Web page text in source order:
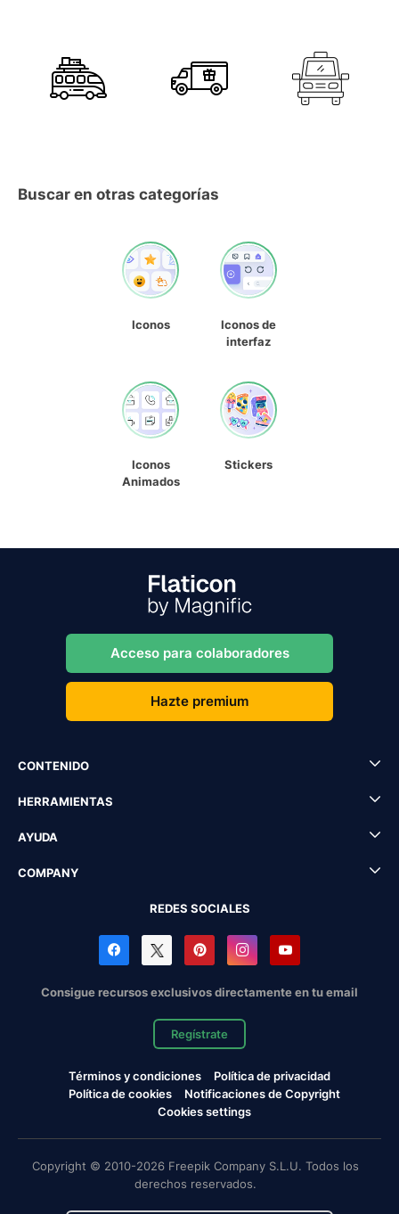
Buscar en otras categorías
Iconos
Iconos de
interfaz
Iconos
Animados
Stickers
Acceso para colaboradores
Hazte premium
CONTENIDO
HERRAMIENTAS
AYUDA
COMPANY
REDES SOCIALES
Consigue recursos exclusivos directamente en tu email
Regístrate
Términos y condiciones
Política de privacidad
Política de cookies
Notificaciones de Copyright
Cookies settings
Copyright © 2010-2026 Freepik Company S.L.U. Todos los
derechos reservados.